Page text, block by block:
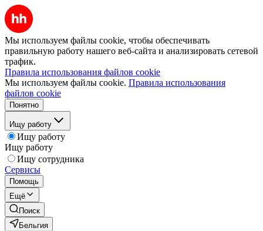
Мы используем файлы cookie, чтобы обеспечивать
правильную работу нашего веб-сайта и анализировать сетевой
трафик.
Правила использования файлов cookie
Мы используем файлы cookie. Правила использования
файлов cookie
Понятно
Ищу работу
Ищу работу
Ищу работу
Ищу сотрудника
Сервисы
Помощь
Ещё
Поиск
Бельгия